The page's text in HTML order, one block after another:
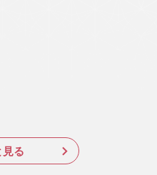
見る